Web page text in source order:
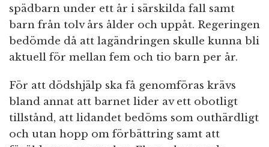
spädbarn under ett år i särskilda fall samt
barn från tolv års ålder och uppåt. Regeringen
bedömde då att lagändringen skulle kunna bli
aktuell för mellan fem och tio barn per år.
För att dödshjälp ska få genomföras krävs
bland annat att barnet lider av ett obotligt
tillstånd, att lidandet bedöms som outhärdligt
och utan hopp om förbättring samt att